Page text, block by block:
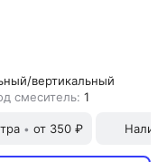
вертикальный
смеситель: 1
• от 350 ₽